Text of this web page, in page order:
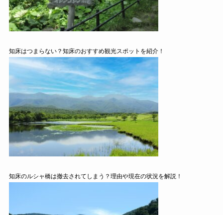
知床はつまらない？知床のおすすめ観光スポットを紹介！
知床のルシャ橋は撤去されてしまう？理由や現在の状況を解説！